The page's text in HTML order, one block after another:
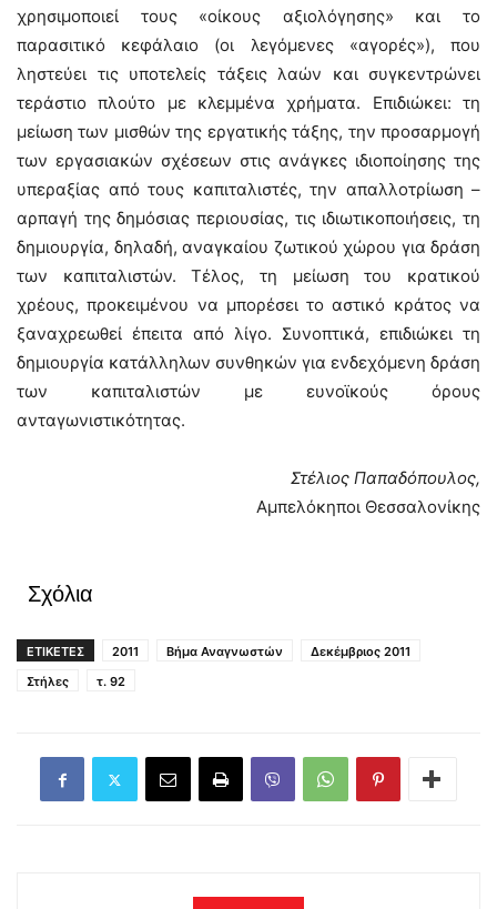
χρησιμοποιεί τους «οίκους αξιολόγησης» και το
παρασιτικό κεφάλαιο (οι λεγόμενες «αγορές»), που
ληστεύει τις υποτελείς τάξεις λαών και συγκεντρώνει
τεράστιο πλούτο με κλεμμένα χρήματα. Επιδιώκει: τη
μείωση των μισθών της εργατικής τάξης, την προσαρμογή
των εργασιακών σχέσεων στις ανάγκες ιδιοποίησης της
υπεραξίας από τους καπιταλιστές, την απαλλοτρίωση –
αρπαγή της δημόσιας περιουσίας, τις ιδιωτικοποιήσεις, τη
δημιουργία, δηλαδή, αναγκαίου ζωτικού χώρου για δράση
των καπιταλιστών. Τέλος, τη μείωση του κρατικού
χρέους, προκειμένου να μπορέσει το αστικό κράτος να
ξαναχρεωθεί έπειτα από λίγο. Συνοπτικά, επιδιώκει τη
δημιουργία κατάλληλων συνθηκών για ενδεχόμενη δράση
των καπιταλιστών με ευνοϊκούς όρους
ανταγωνιστικότητας.
Στέλιος Παπαδόπουλος,
Αμπελόκηποι Θεσσαλονίκης
Σχόλια
ΕΤΙΚΕΤΕΣ 2011 Βήμα Αναγνωστών
Δεκέμβριος 2011
Στήλες
τ. 92